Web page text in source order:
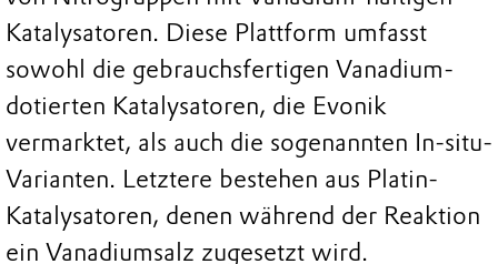
Katalysatoren. Diese Plattform umfasst
sowohl die gebrauchsfertigen Vanadium-
dotierten Katalysatoren, die Evonik
vermarktet, als auch die sogenannten In-situ-
Varianten. Letztere bestehen aus Platin-
Katalysatoren, denen während der Reaktion
ein Vanadiumsalz zugesetzt wird.